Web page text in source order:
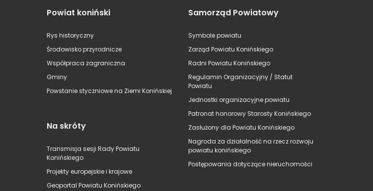
Powiat koniński
Rys historyczny
Środowisko przyrodnicze
Współpraca zagraniczna
Gminy
Powstanie styczniowe na Ziemi Konińskiej
Na skróty
Transmisja sesji Rady Powiatu
Konińskiego
Projekty europejskie i krajowe
Geoportal Powiatu Konińskiego
Samorząd Powiatowy
Symbole powiatu
Zarząd Powiatu Konińskiego
Radni Powiatu Konińskiego
Regulamin Organizacyjny / Statut
Powiatu
Jednostki organizacyjne powiatu
Patronat honorowy Starosty Konińskiego
Zasłużony dla Powiatu Konińskiego
Nagroda za działalność na rzecz rozwoju
powiatu konińskiego
Postępowania dotyczące nieruchomości